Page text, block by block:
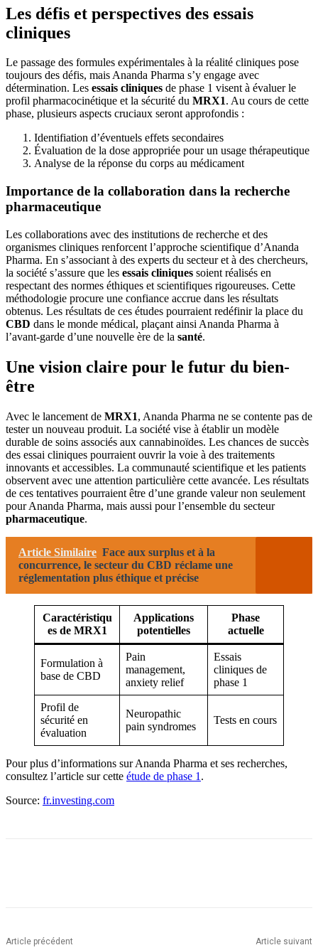
Les défis et perspectives des essais
cliniques
Le passage des formules expérimentales à la réalité cliniques pose
toujours des défis, mais Ananda Pharma s’y engage avec
détermination. Les essais cliniques de phase 1 visent à évaluer le
profil pharmacocinétique et la sécurité du MRX1. Au cours de cette
phase, plusieurs aspects cruciaux seront approfondis :
Identifiation d’éventuels effets secondaires
Évaluation de la dose appropriée pour un usage thérapeutique
Analyse de la réponse du corps au médicament
Importance de la collaboration dans la recherche
pharmaceutique
Les collaborations avec des institutions de recherche et des
organismes cliniques renforcent l’approche scientifique d’Ananda
Pharma. En s’associant à des experts du secteur et à des chercheurs,
la société s’assure que les essais cliniques soient réalisés en
respectant des normes éthiques et scientifiques rigoureuses. Cette
méthodologie procure une confiance accrue dans les résultats
obtenus. Les résultats de ces études pourraient redéfinir la place du
CBD dans le monde médical, plaçant ainsi Ananda Pharma à
l’avant-garde d’une nouvelle ère de la santé.
Une vision claire pour le futur du bien-
être
Avec le lancement de MRX1, Ananda Pharma ne se contente pas de
tester un nouveau produit. La société vise à établir un modèle
durable de soins associés aux cannabinoïdes. Les chances de succès
des essai cliniques pourraient ouvrir la voie à des traitements
innovants et accessibles. La communauté scientifique et les patients
observent avec une attention particulière cette avancée. Les résultats
de ces tentatives pourraient être d’une grande valeur non seulement
pour Ananda Pharma, mais aussi pour l’ensemble du secteur
pharmaceutique.
Article Similaire Face aux surplus et à la
concurrence, le secteur du CBD réclame une
réglementation plus éthique et précise
Caractéristiqu
es de MRX1
Applications
potentielles
Phase
actuelle
Formulation à
base de CBD
Pain
management,
anxiety relief
Essais
cliniques de
phase 1
Profil de
sécurité en
évaluation
Neuropathic
pain syndromes
Tests en cours
Pour plus d’informations sur Ananda Pharma et ses recherches,
consultez l’article sur cette étude de phase 1 .
Source: fr.investing.com
Article précédent Article suivant